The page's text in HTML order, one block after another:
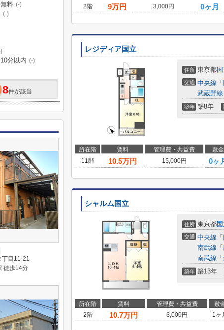
2階
9万円 3,000円 0ヶ月
レジディア国立
住所 東京都
交通 中央線 「
武蔵野線
築年 築8年
所在階 賃料 管理費・共益費 敷金
11階
10.5万円 15,000円 0ヶ
シャルム国立
住所 東京都
交通 中央線 「
南武線 「
南武線 「
築年 築13年
所在階 賃料 管理費・共益費 敷
2階
10.7万円 3,000円 1ヶ
料 (-)
(-)
分以内 (-)
8件が該当
丁目11-21
徒歩14分